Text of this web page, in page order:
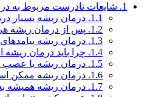
1. شایعات نادرست مربوط به
1.1. درمان ریشه بسیار
1.2. پس از درمان ریشه
1.3. درمان ریشه
1.4. چرا باید درمان ریشه
1.5. درمان ریشه یا عصب
1.6. درمان ریشه ممکن
1.7. درمان ریشه همیشه